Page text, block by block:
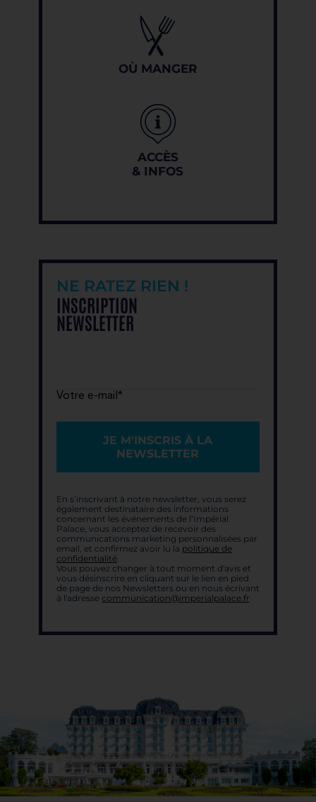
OÙ MANGER
ACCÈS
& INFOS
NE RATEZ RIEN !
INSCRIPTION
NEWSLETTER
Votre e-mail*
JE M'INSCRIS À LA
NEWSLETTER
En s’inscrivant à notre newsletter, vous serez
également destinataire des informations
concernant les événements de l’Impérial
Palace, vous acceptez de recevoir des
communications marketing personnalisées par
email, et confirmez avoir lu la politique de
confidentialité.
Vous pouvez changer à tout moment d'avis et
vous désinscrire en cliquant sur le lien en pied
de page de nos Newsletters ou en nous écrivant
à l'adresse communication@imperialpalace.fr